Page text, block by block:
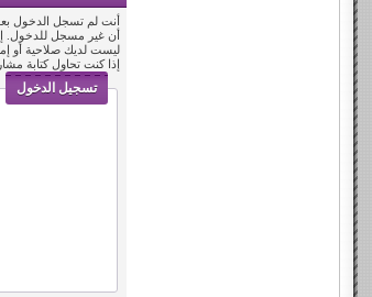
أنت لم تسجل الدخول
أن غير مسجل للدخول.
ليست لديك صلاحية أو
إذا كنت تحاول كتابة
تسجيل الدخول